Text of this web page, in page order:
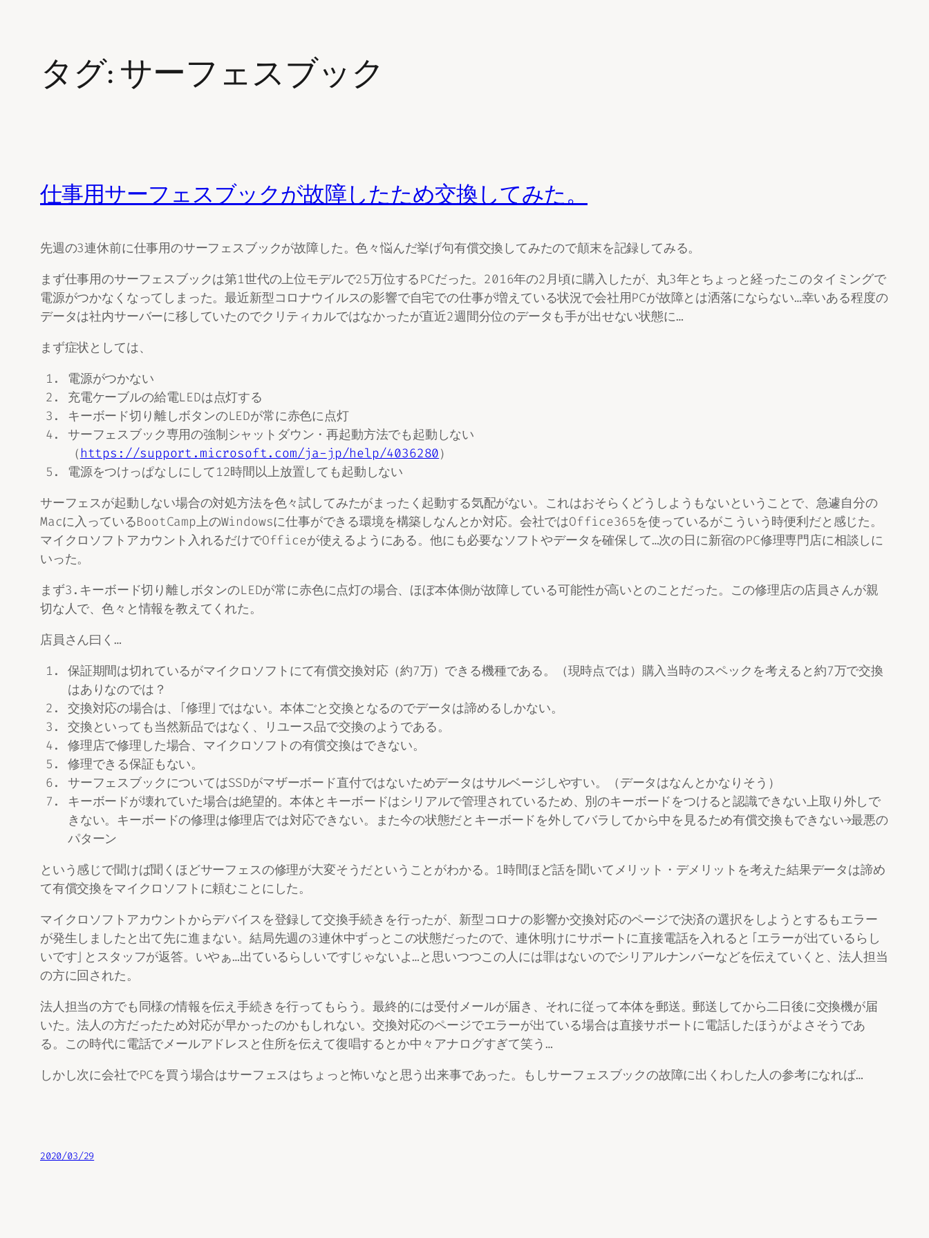
タグ:サーフェスブック
仕事用サーフェスブックが故障したため交換してみた。
先週の3連休前に仕事用のサーフェスブックが故障した。色々悩んだ挙げ句有償交換してみたので顛末を記録してみる。
まず仕事用のサーフェスブックは第1世代の上位モデルで25万位するPCだった。2016年の2月頃に購入したが、丸3年とちょっと経ったこのタイミングで
電源がつかなくなってしまった。最近新型コロナウイルスの影響で自宅での仕事が増えている状況で会社用PCが故障とは洒落にならない…幸いある程度の
データは社内サーバーに移していたのでクリティカルではなかったが直近2週間分位のデータも手が出せない状態に…
まず症状としては、
電源がつかない
充電ケーブルの給電LEDは点灯する
キーボード切り離しボタンのLEDが常に赤色に点灯
サーフェスブック専用の強制シャットダウン・再起動方法でも起動しない
（ https://support.microsoft.com/ja-jp/help/4036280）
電源をつけっぱなしにして12時間以上放置しても起動しない
サーフェスが起動しない場合の対処方法を色々試してみたがまったく起動する気配がない。これはおそらくどうしようもないということで、急遽自分の
Macに入っているBootCamp上のWindowsに仕事ができる環境を構築しなんとか対応。会社ではOffice365を使っているがこういう時便利だと感じた。
マイクロソフトアカウント入れるだけでOfficeが使えるようにある。他にも必要なソフトやデータを確保して…次の日に新宿のPC修理専門店に相談しに
いった。
まず3.キーボード切り離しボタンのLEDが常に赤色に点灯の場合、ほぼ本体側が故障している可能性が高いとのことだった。この修理店の店員さんが親
切な人で、色々と情報を教えてくれた。
店員さん曰く…
保証期間は切れているがマイクロソフトにて有償交換対応（約7万）できる機種である。（現時点では）購入当時のスペックを考えると約7万で交換
はありなのでは？
交換対応の場合は、「修理」ではない。本体ごと交換となるのでデータは諦めるしかない。
交換といっても当然新品ではなく、リユース品で交換のようである。
修理店で修理した場合、マイクロソフトの有償交換はできない。
修理できる保証もない。
サーフェスブックについてはSSDがマザーボード直付ではないためデータはサルベージしやすい。（データはなんとかなりそう）
キーボードが壊れていた場合は絶望的。本体とキーボードはシリアルで管理されているため、別のキーボードをつけると認識できない上取り外しで
きない。キーボードの修理は修理店では対応できない。また今の状態だとキーボードを外してバラしてから中を見るため有償交換もできない→最悪の
パターン
という感じで聞けば聞くほどサーフェスの修理が大変そうだということがわかる。1時間ほど話を聞いてメリット・デメリットを考えた結果データは諦め
て有償交換をマイクロソフトに頼むことにした。
マイクロソフトアカウントからデバイスを登録して交換手続きを行ったが、新型コロナの影響か交換対応のページで決済の選択をしようとするもエラー
が発生しましたと出て先に進まない。結局先週の3連休中ずっとこの状態だったので、連休明けにサポートに直接電話を入れると「エラーが出ているらし
いです」とスタッフが返答。いやぁ…出ているらしいですじゃないよ…と思いつつこの人には罪はないのでシリアルナンバーなどを伝えていくと、法人担当
の方に回された。
法人担当の方でも同様の情報を伝え手続きを行ってもらう。最終的には受付メールが届き、それに従って本体を郵送。郵送してから二日後に交換機が届
いた。法人の方だったため対応が早かったのかもしれない。交換対応のページでエラーが出ている場合は直接サポートに電話したほうがよさそうであ
る。この時代に電話でメールアドレスと住所を伝えて復唱するとか中々アナログすぎて笑う…
しかし次に会社でPCを買う場合はサーフェスはちょっと怖いなと思う出来事であった。もしサーフェスブックの故障に出くわした人の参考になれば…
2020/03/29